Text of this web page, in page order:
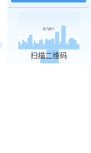
扫描二维码